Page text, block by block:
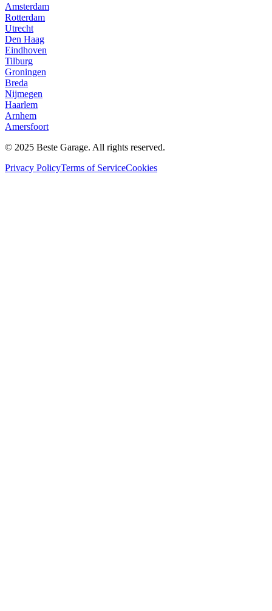
Amsterdam
Rotterdam
Utrecht
Den Haag
Eindhoven
Tilburg
Groningen
Breda
Nijmegen
Haarlem
Arnhem
Amersfoort
© 2025 Beste Garage. All rights reserved.
Privacy PolicyTerms of ServiceCookies